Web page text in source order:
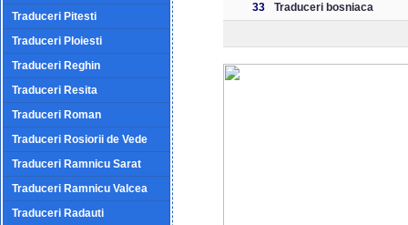
Traduceri Pitesti
Traduceri Ploiesti
Traduceri Reghin
Traduceri Resita
Traduceri Roman
Traduceri Rosiorii de Vede
Traduceri Ramnicu Sarat
Traduceri Ramnicu Valcea
Traduceri Radauti
33 Traduceri bosniaca